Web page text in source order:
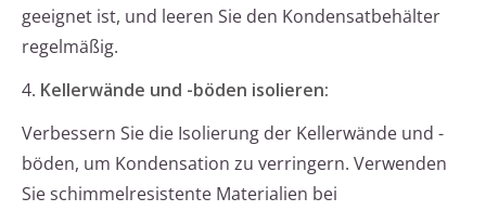
geeignet ist, und leeren Sie den Kondensatbehälter
regelmäßig.
4. Kellerwände und -böden isolieren:
Verbessern Sie die Isolierung der Kellerwände und -
böden, um Kondensation zu verringern. Verwenden
Sie schimmelresistente Materialien bei